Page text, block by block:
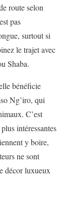
route selon
pas
surtout si
le trajet avec
Shaba.
bénéficie
Ng’iro, qui
C’est
intéressantes
y boire,
ne sont
décor luxueux